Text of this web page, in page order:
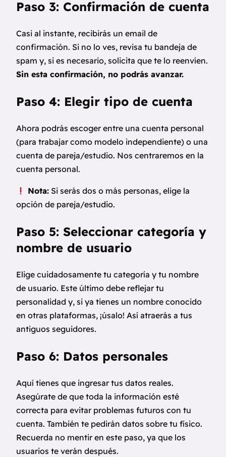
Paso 3: Confirmación de cuenta
Casi al instante, recibirás un email de
confirmación. Si no lo ves, revisa tu bandeja de
spam y, si es necesario, solicita que te lo reenvíen.
Sin esta confirmación, no podrás avanzar.
Paso 4: Elegir tipo de cuenta
Ahora podrás escoger entre una cuenta personal
(para trabajar como modelo independiente) o una
cuenta de pareja/estudio. Nos centraremos en la
cuenta personal.
Nota: Si serás dos o más personas, elige la
opción de pareja/estudio.
Paso 5: Seleccionar categoría y
nombre de usuario
Elige cuidadosamente tu categoría y tu nombre
de usuario. Este último debe reflejar tu
personalidad y, si ya tienes un nombre conocido
en otras plataformas, ¡úsalo! Así atraerás a tus
antiguos seguidores.
Paso 6: Datos personales
Aquí tienes que ingresar tus datos reales.
Asegúrate de que toda la información esté
correcta para evitar problemas futuros con tu
cuenta. También te pedirán datos sobre tu físico.
Recuerda no mentir en este paso, ya que los
usuarios te verán después.